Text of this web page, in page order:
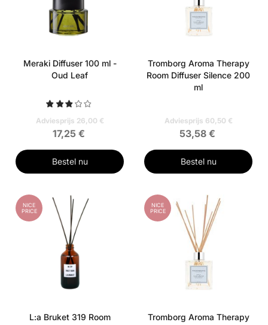
Meraki Diffuser 100 ml -
Oud Leaf
Adviesprijs 26,00 €
17,25 €
Bestel nu
Tromborg Aroma Therapy
Room Diffuser Silence 200
ml
Adviesprijs 60,50 €
53,58 €
Bestel nu
NICE
PRICE
L:a Bruket 319 Room
NICE
PRICE
Tromborg Aroma Therapy